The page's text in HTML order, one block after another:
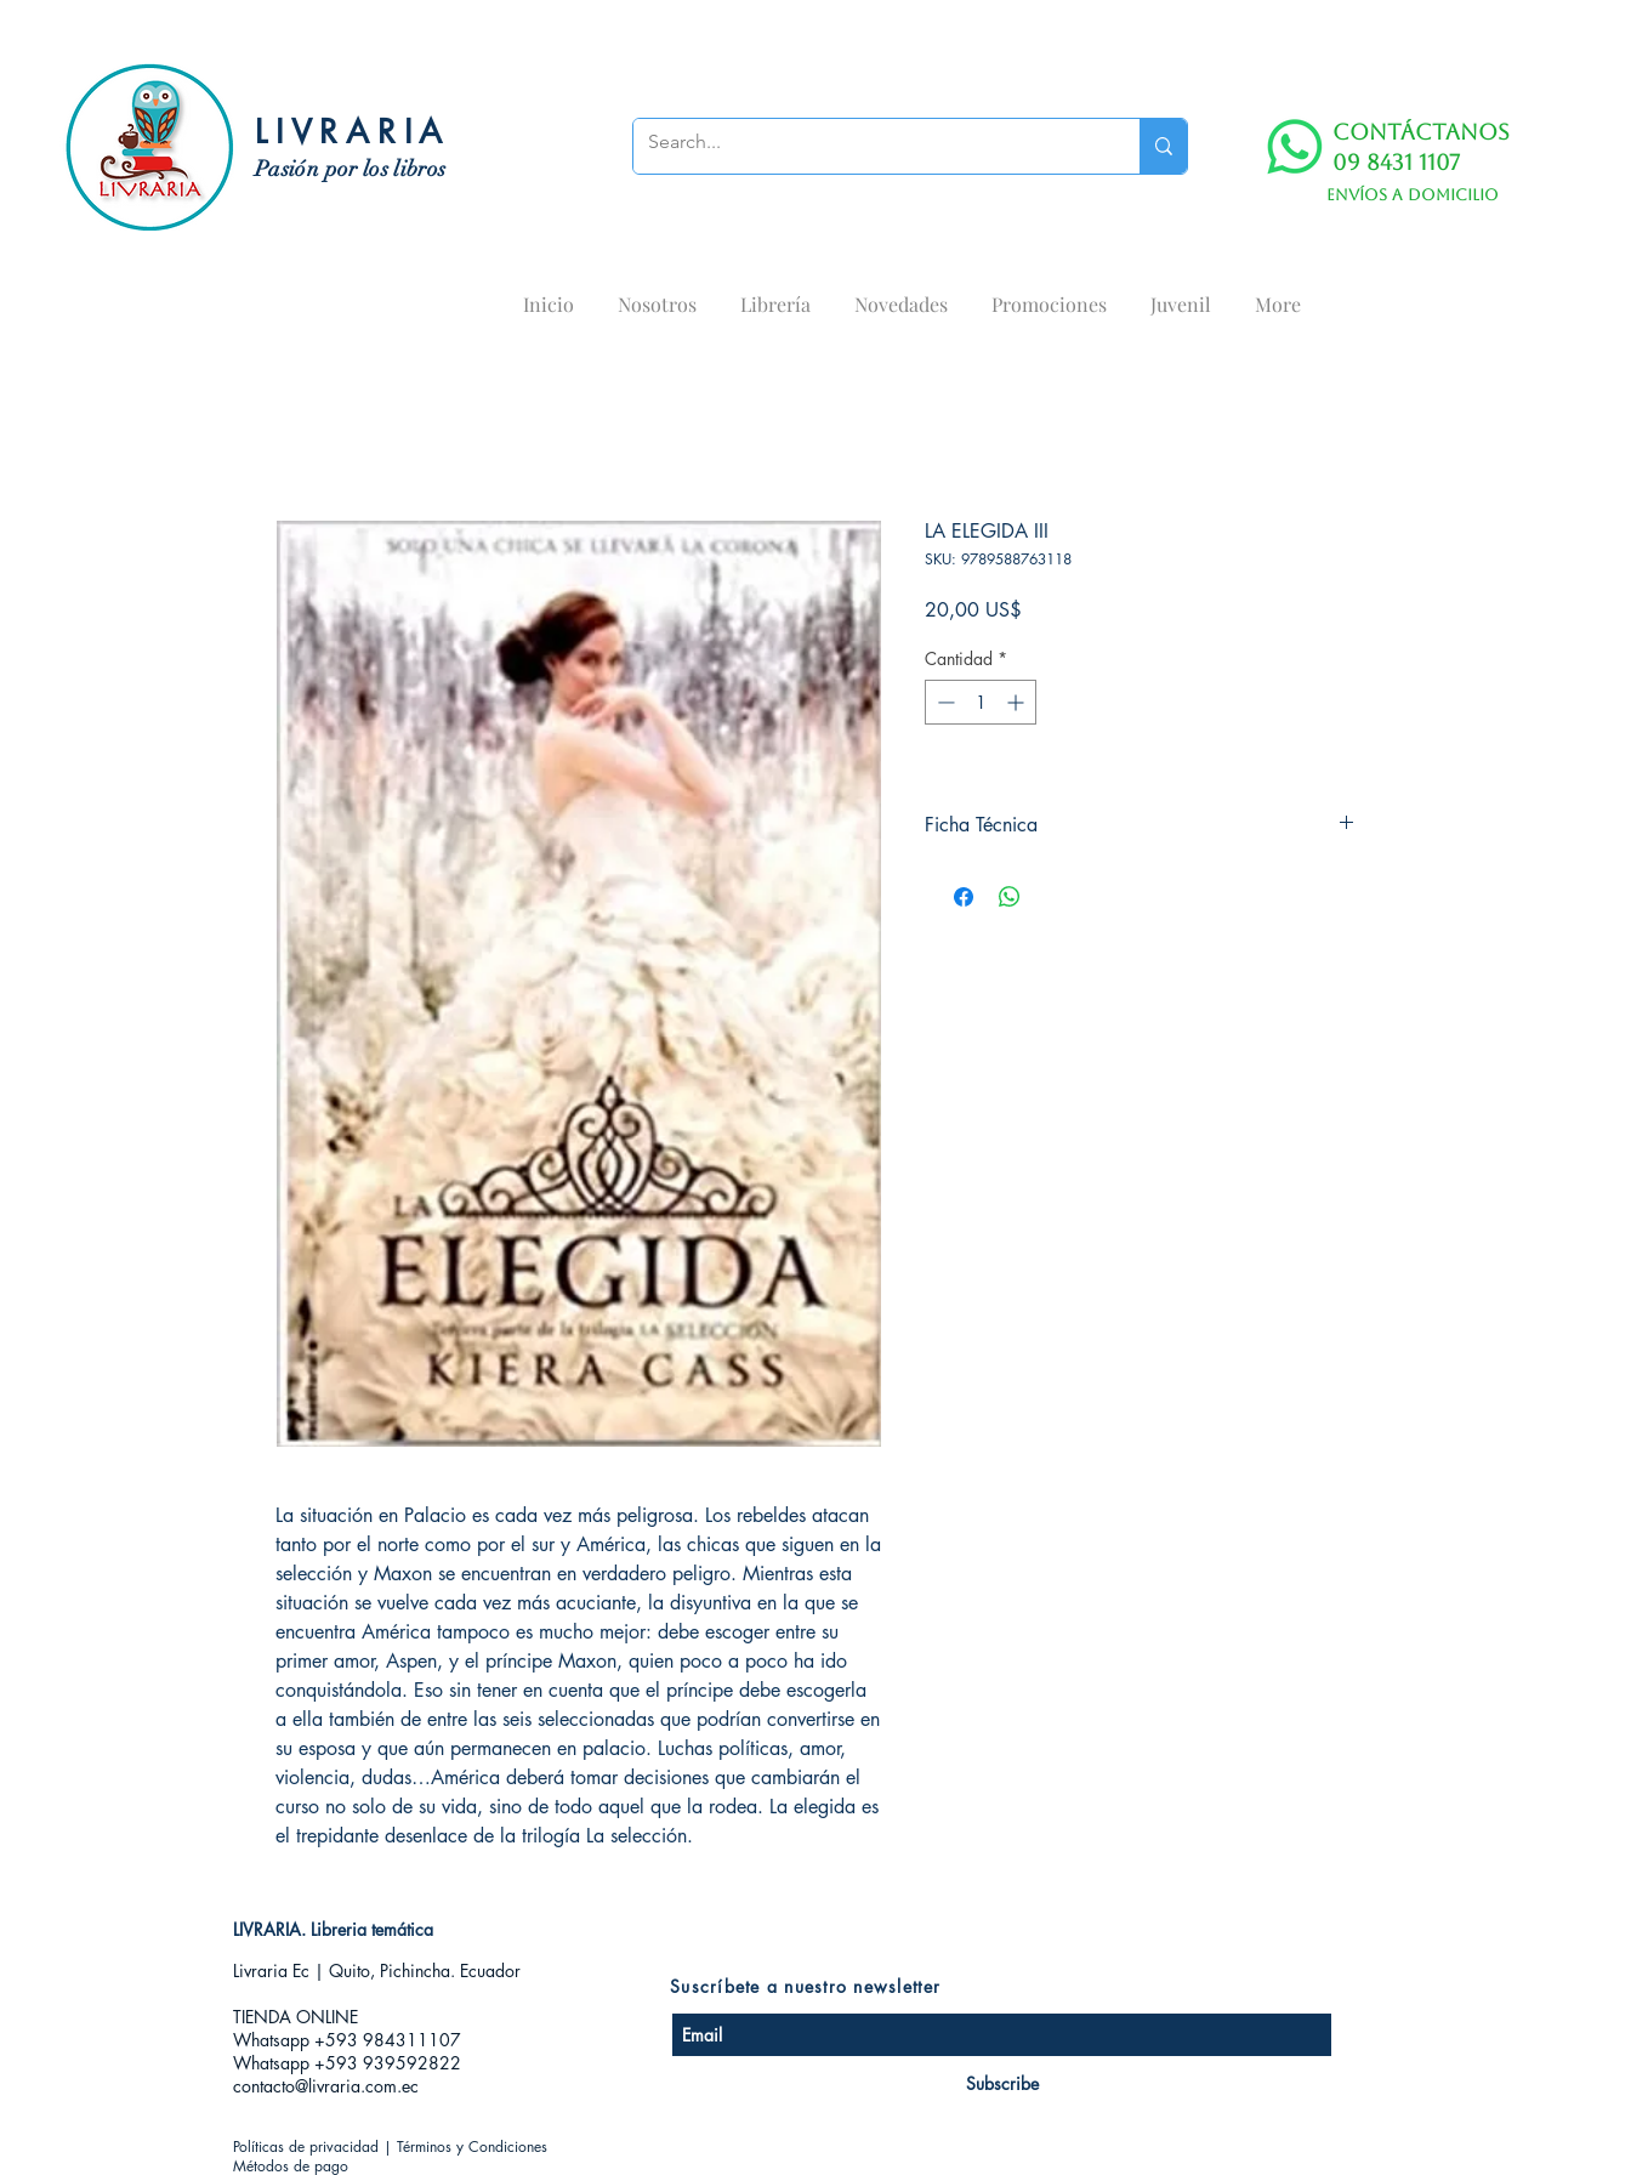
LIVRARIA
Pasión por los libros
Contáctanos
09 8431 1107
Envíos a domicilio
Inicio Nosotros Librería Novedades Promociones Juvenil More
La situación en Palacio es cada vez más peligrosa. Los rebeldes atacan
tanto por el norte como por el sur y América, las chicas que siguen en la
selección y Maxon se encuentran en verdadero peligro. Mientras esta
situación se vuelve cada vez más acuciante, la disyuntiva en la que se
encuentra América tampoco es mucho mejor: debe escoger entre su
primer amor, Aspen, y el príncipe Maxon, quien poco a poco ha ido
conquistándola. Eso sin tener en cuenta que el príncipe debe escogerla
a ella también de entre las seis seleccionadas que podrían convertirse en
su esposa y que aún permanecen en palacio. Luchas políticas, amor,
violencia, dudas…América deberá tomar decisiones que cambiarán el
curso no solo de su vida, sino de todo aquel que la rodea. La elegida es
el trepidante desenlace de la trilogía La selección.
LA ELEGIDA III
SKU: 9789588763118
20,00 US$
Cantidad *
Ficha Técnica
Editorial: Roca Editorial
LIVRARIA. Libreria temática
Livraria Ec | Quito, Pichincha. Ecuador
TIENDA ONLINE​
Whatsapp +593 984311107
Whatsapp +593 939592822
contacto@livraria.com.ec
Políticas de privacidad | Términos y Condiciones
Métodos de pago
Subscribe
Suscríbete a nuestro newsletter